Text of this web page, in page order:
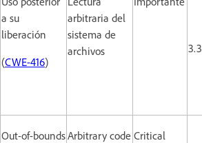
a su
liberación
(CWE-416)
arbitraria del
sistema de
archivos
3.3
Out-of-boundsArbitrary code Critical